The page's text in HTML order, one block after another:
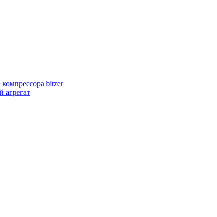
bitzer
агрегат